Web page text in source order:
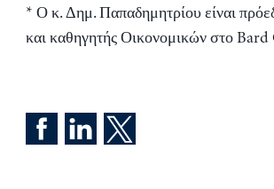
* Ο κ. Δημ. Παπαδημητρίου είναι
και καθηγητής Οικονομικών στο